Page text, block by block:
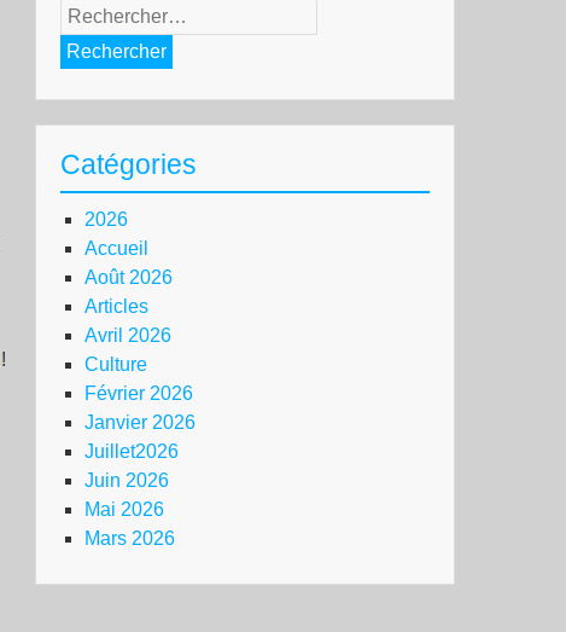
!
Rechercher :
Catégories
2026
Accueil
Août 2026
Articles
Avril 2026
Culture
Février 2026
Janvier 2026
Juillet2026
Juin 2026
Mai 2026
Mars 2026